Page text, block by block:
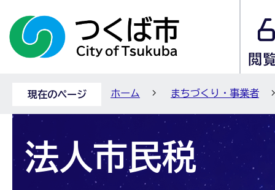
現在のページ ホーム まちづくり・事業者
法人市民税